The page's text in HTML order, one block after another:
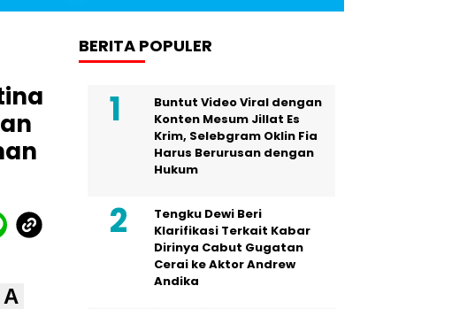
A
BERITA POPULER
Buntut Video Viral dengan
Konten Mesum Jillat Es
Krim, Selebgram Oklin Fia
Harus Berurusan dengan
Hukum
Tengku Dewi Beri
Klarifikasi Terkait Kabar
Dirinya Cabut Gugatan
Cerai ke Aktor Andrew
Andika